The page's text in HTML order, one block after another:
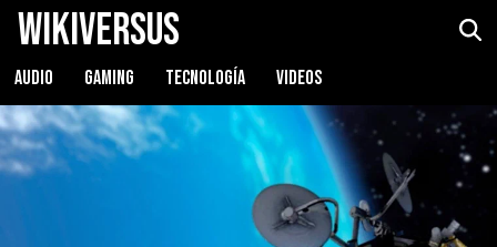
WikiVersus
AUDIO GAMING TECNOLOGÍA VIDEOS